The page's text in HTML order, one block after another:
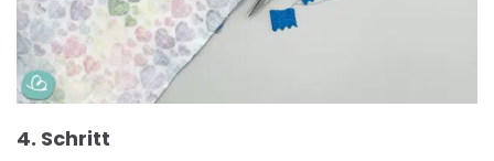
4. Schritt